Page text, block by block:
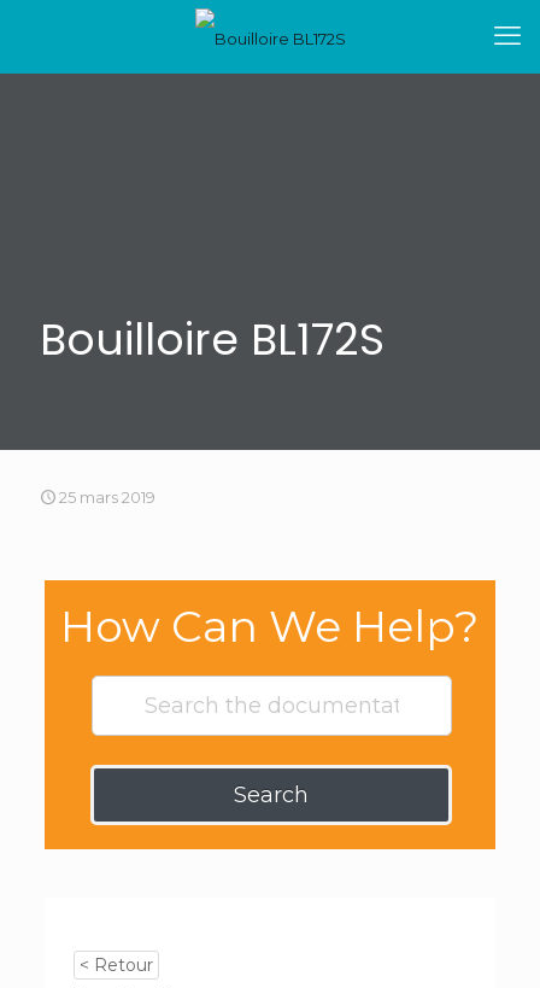
Bouilloire BL172S
25 mars 2019
How Can We Help?
Search
< Retour